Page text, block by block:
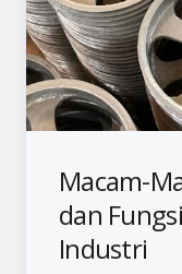
Macam-
dan
Industri